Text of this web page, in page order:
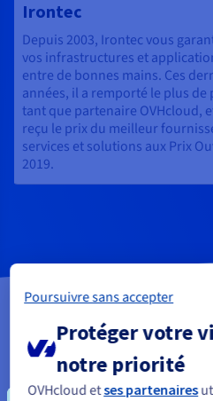
Irontec
Depuis 2003, Irontec vous
vos infrastructures et
entre de bonnes mains. Ces
années, il a remporté le plus de
tant que partenaire OVHcloud,
reçu le prix du meilleur
services et solutions aux Prix
2019.
Fonctionnalités clés
Poursuivre sans accepter
Protéger votre
notre priorité
OVHcloud etses partenaires